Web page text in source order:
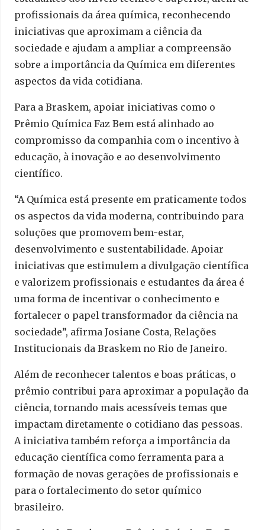
profissionais da área química, reconhecendo
iniciativas que aproximam a ciência da
sociedade e ajudam a ampliar a compreensão
sobre a importância da Química em diferentes
aspectos da vida cotidiana.
Para a Braskem, apoiar iniciativas como o
Prêmio Química Faz Bem está alinhado ao
compromisso da companhia com o incentivo à
educação, à inovação e ao desenvolvimento
científico.
“A Química está presente em praticamente todos
os aspectos da vida moderna, contribuindo para
soluções que promovem bem-estar,
desenvolvimento e sustentabilidade. Apoiar
iniciativas que estimulem a divulgação científica
e valorizem profissionais e estudantes da área é
uma forma de incentivar o conhecimento e
fortalecer o papel transformador da ciência na
sociedade”, afirma Josiane Costa, Relações
Institucionais da Braskem no Rio de Janeiro.
Além de reconhecer talentos e boas práticas, o
prêmio contribui para aproximar a população da
ciência, tornando mais acessíveis temas que
impactam diretamente o cotidiano das pessoas.
A iniciativa também reforça a importância da
educação científica como ferramenta para a
formação de novas gerações de profissionais e
para o fortalecimento do setor químico
brasileiro.